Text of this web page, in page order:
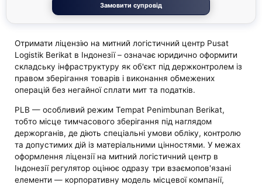
Замовити супровід
Отримати ліцензію на митний логістичний центр Pusat
Logistik Berikat в Індонезії – означає юридично оформити
складську інфраструктуру як об'єкт під держконтролем із
правом зберігання товарів і виконання обмежених
операцій без негайної сплати мит та податків.
PLB — особливий режим Tempat Penimbunan Berikat,
тобто місце тимчасового зберігання під наглядом
держорганів, де діють спеціальні умови обліку, контролю
та допустимих дій із матеріальними цінностями. У межах
оформлення ліцензії на митний логістичний центр в
Індонезії регулятор оцінює одразу три взаємопов'язані
елементи — корпоративну модель місцевої компанії,